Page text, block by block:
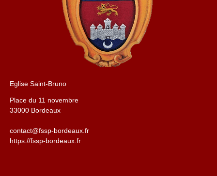
Eglise Saint-Bruno
Place du 11 novembre
33000 Bordeaux
contact@fssp-bordeaux.fr
https://fssp-bordeaux.fr